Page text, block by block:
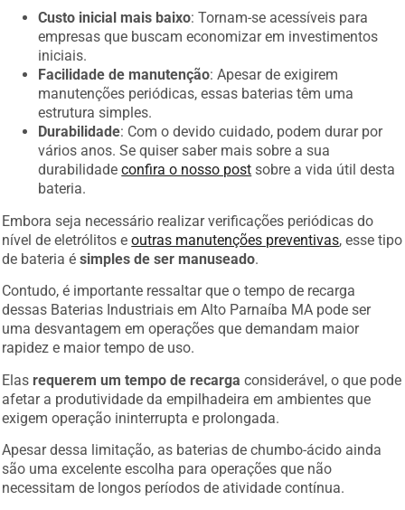
Custo inicial mais baixo: Tornam-se acessíveis para
empresas que buscam economizar em investimentos
iniciais.
Facilidade de manutenção: Apesar de exigirem
manutenções periódicas, essas baterias têm uma
estrutura simples.
Durabilidade: Com o devido cuidado, podem durar por
vários anos. Se quiser saber mais sobre a sua
durabilidadeconfira o nosso post sobre a vida útil desta
bateria.
Embora seja necessário realizar verificações periódicas do
nível de eletrólitos eoutras manutenções preventivas, esse tipo
de bateria ésimples de ser manuseado.
Contudo, é importante ressaltar que o tempo de recarga
dessas Baterias Industriais em Alto Parnaíba MA pode ser
uma desvantagem em operações que demandam maior
rapidez e maior tempo de uso.
Elas requerem um tempo de recarga considerável, o que pode
afetar a produtividade da empilhadeira em ambientes que
exigem operação ininterrupta e prolongada.
Apesar dessa limitação, as baterias de chumbo-ácido ainda
são uma excelente escolha para operações que não
necessitam de longos períodos de atividade contínua.